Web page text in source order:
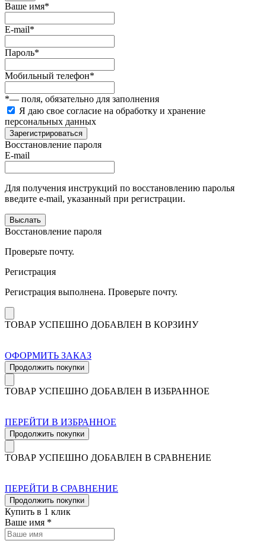
Ваше имя*
E-mail*
Пароль*
Мобильный телефон*
*— поля, обязательно для заполнения
Я даю свое согласие на обработку и хранение
персональных данных
Зарегистрироваться
Восстановление пароля
E-mail
Для получения инструкций по восстановлению паролья
введите e-mail, указанный при регистрации.
Выслать
Восстановление пароля
Проверьте почту.
Регистрация
Регистрация выполнена. Проверьте почту.
ТОВАР УСПЕШНО ДОБАВЛЕН В КОРЗИНУ
ОФОРМИТЬ ЗАКАЗ
Продолжить покупки
ТОВАР УСПЕШНО ДОБАВЛЕН В ИЗБРАННОЕ
ПЕРЕЙТИ В ИЗБРАННОЕ
Продолжить покупки
ТОВАР УСПЕШНО ДОБАВЛЕН В СРАВНЕНИЕ
ПЕРЕЙТИ В СРАВНЕНИЕ
Продолжить покупки
Купить в 1 клик
Ваше имя *